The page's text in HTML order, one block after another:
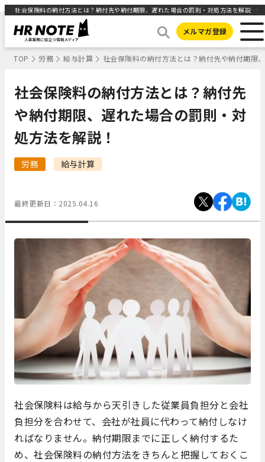
社会保険料の納付方法とは？納付先や納付期限、遅れた場合の罰則・対処方法を解説！ ｜HR NOTE
メルマガ登録
TOP 労務 給与計算 社会保険料の納付方法とは？納付先や納付期限
社会保険料の納付方法とは？納付先
や納付期限、遅れた場合の罰則・対
処方法を解説！
労務 給与計算
最終更新日： 2025.04.16
社会保険料は給与から天引きした従業員負担分と会社
負担分を合わせて、会社が社員に代わって納付しなけ
ればなりません。納付期限までに正しく納付するた
め、社会保険料の納付方法をきちんと把握しておくこ